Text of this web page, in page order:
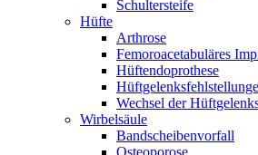
Schultersteife
Hüfte
Arthrose
Femoroacetabuläres
Hüftendoprothese
Wechsel der
Wirbelsäule
Bandscheibenvorfall
Osteoporose